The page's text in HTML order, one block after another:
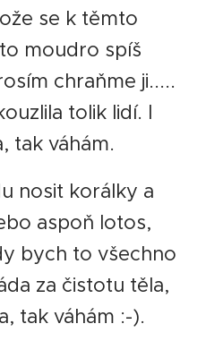
se k těmto
moudro spíš
chraňme ji.....
tolik lidí. I
tak váhám.
nosit korálky a
aspoň lotos,
bych to všechno
za čistotu těla,
tak váhám :-).